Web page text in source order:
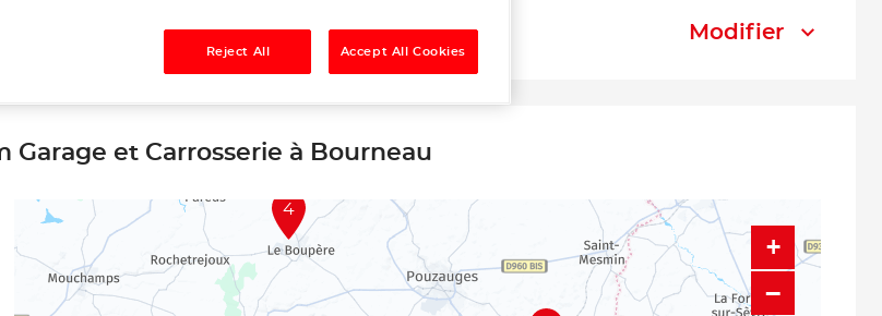
Modifier
Garage et Carrosserie à Bourneau
4
+
−
Reject All Accept All Cookies